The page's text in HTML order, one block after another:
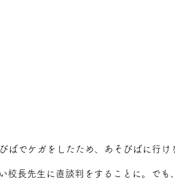
ばでケガをしたため、あそびばに行
校長先生に直談判をすることに。で